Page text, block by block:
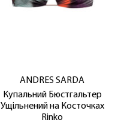
ANDRES SARDA
Купальний Бюстгальтер
Ущільнений на Косточках
Rinko